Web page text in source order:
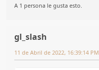
A 1 persona le gusta esto.
gl_slash
11 de Abril de 2022, 16:39:14 PM